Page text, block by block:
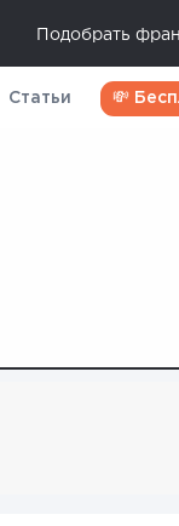
Подобрать
Статьи 💸